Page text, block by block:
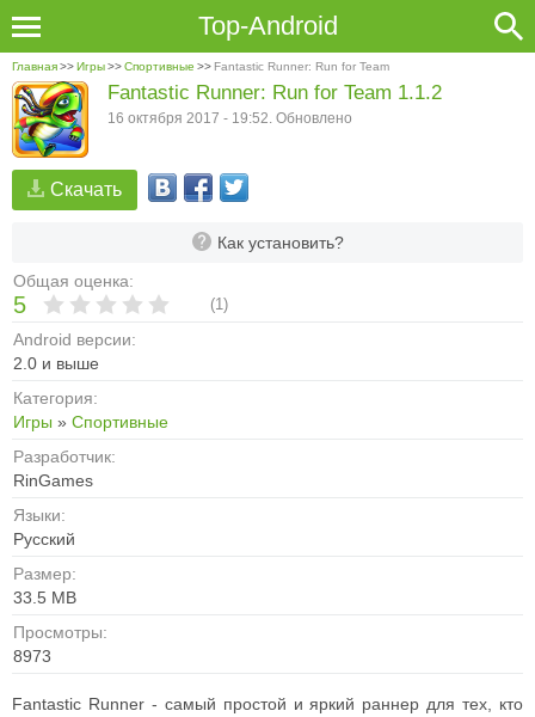
Top-Android
Главная>>Игры>>Спортивные >> Fantastic Runner: Run for Team
Скачать
Как установить?
Общая оценка:
5 (1)
Android версии:
2.0 и выше
Категория:
Игры » Спортивные
Разработчик:
RinGames
Языки:
Русский
Размер:
33.5 MB
Просмотры:
8973
Fantastic Runner: Run for Team 1.1.2
16 октября 2017 - 19:52. Обновлено
Fantastic Runner - cамый простой и яркий раннер для тех, кто